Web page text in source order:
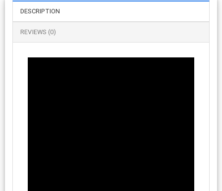
DESCRIPTION
REVIEWS (0)